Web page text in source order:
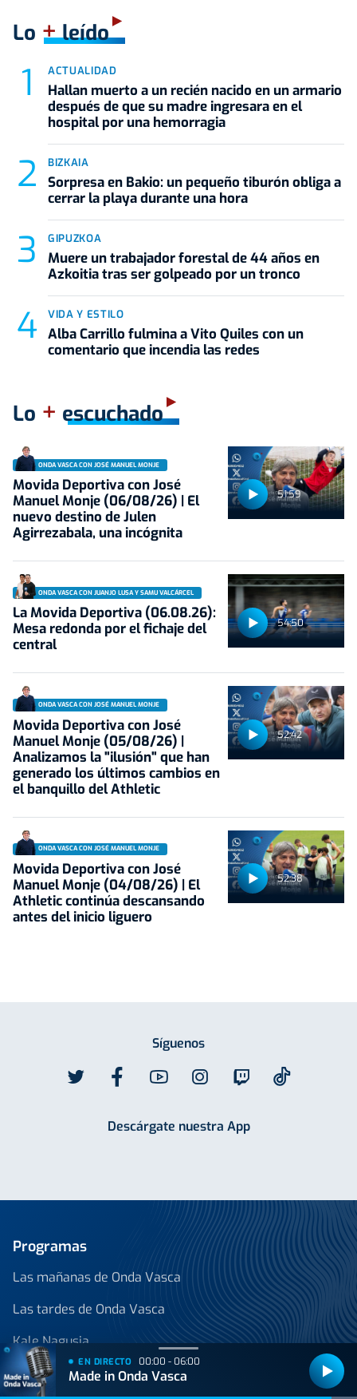
Lo +leído
ACTUALIDAD
Hallan muerto a un recién nacido en un armario
después de que su madre ingresara en el
hospital por una hemorragia
BIZKAIA
Sorpresa en Bakio: un pequeño tiburón obliga a
cerrar la playa durante una hora
GIPUZKOA
Muere un trabajador forestal de 44 años en
Azkoitia tras ser golpeado por un tronco
VIDA Y ESTILO
Alba Carrillo fulmina a Vito Quiles con un
comentario que incendia las redes
Lo + escuchado
51:59
ONDA VASCA CON JOSÉ MANUEL MONJE
Movida Deportiva con José
Manuel Monje (06/08/26) | El
nuevo destino de Julen
Agirrezabala, una incógnita
54:50
ONDA VASCA CON JUANJO LUSA Y SAMU VALCÁRCEL
La Movida Deportiva (06.08.26):
Mesa redonda por el fichaje del
central
52:42
ONDA VASCA CON JOSÉ MANUEL MONJE
Movida Deportiva con José
Manuel Monje (05/08/26) |
Analizamos la "ilusión" que han
generado los últimos cambios en
el banquillo del Athletic
52:38
ONDA VASCA CON JOSÉ MANUEL MONJE
Movida Deportiva con José
Manuel Monje (04/08/26) | El
Athletic continúa descansando
antes del inicio liguero
Síguenos
Descárgate nuestra App
Programas
Las mañanas de Onda Vasca
Las tardes de Onda Vasca
Kale Nagusia
Onda Vasca con José Manuel Monje
EN DIRECTO 00:00 - 06:00
Made in Onda Vasca